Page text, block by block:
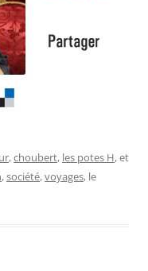
,choubert, les potes H, et
,société,voyages, le